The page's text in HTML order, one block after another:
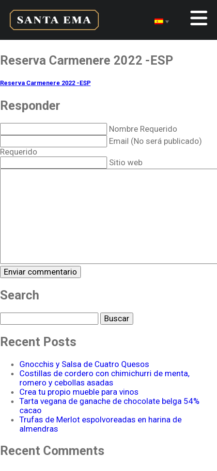
Reserva Carmenere 2022 -ESP
Reserva Carmenere 2022 -ESP
Responder
Nombre Requerido
Email (No será publicado)
Requerido
Sitio web
Search
Recent Posts
Gnocchis y Salsa de Cuatro Quesos
Costillas de cordero con chimichurri de menta,
romero y cebollas asadas
Crea tu propio mueble para vinos
Tarta vegana de ganache de chocolate belga 54%
cacao
Trufas de Merlot espolvoreadas en harina de
almendras
Recent Comments